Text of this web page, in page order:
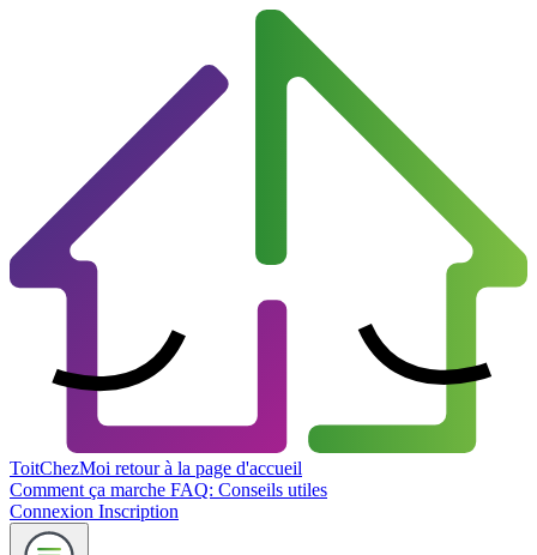
ToitChezMoi retour à la page d'accueil
Comment ça marche FAQ: Conseils utiles
Connexion Inscription